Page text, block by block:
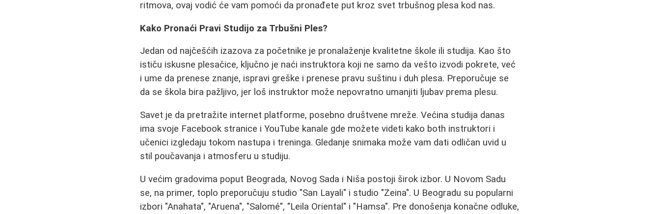
ritmova, ovaj vodić će vam pomoći da pronađete put kroz svet trbušnog plesa kod nas.
Kako Pronaći Pravi Studijo za Trbušni Ples?
Jedan od najčešćih izazova za početnike je pronalaženje kvalitetne škole ili studija. Kao što
ističu iskusne plesačice, ključno je naći instruktora koji ne samo da vešto izvodi pokrete, već
i ume da prenese znanje, ispravi greške i prenese pravu suštinu i duh plesa. Preporučuje se
da se škola bira pažljivo, jer loš instruktor može nepovratno umanjiti ljubav prema plesu.
Savet je da pretražite internet platforme, posebno društvene mreže. Većina studija danas
ima svoje Facebook stranice i YouTube kanale gde možete videti kako both instruktori i
učenici izgledaju tokom nastupa i treninga. Gledanje snimaka može vam dati odličan uvid u
stil poučavanja i atmosferu u studiju.
U većim gradovima poput Beograda, Novog Sada i Niša postoji širok izbor. U Novom Sadu
se, na primer, toplo preporučuju studio "San Layali" i studio "Zeina". U Beogradu su popularni
izbori "Anahata", "Aruena", "Salomé", "Leila Oriental" i "Hamsa". Pre donošenja konačne odluke,